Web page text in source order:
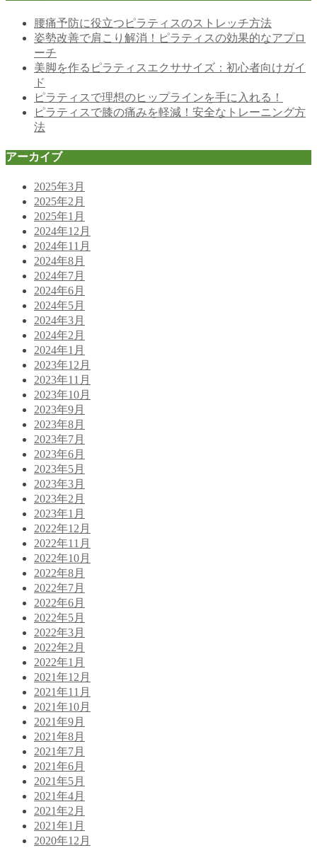
腰痛予防に役立つピラティスのストレッチ方法
姿勢改善で肩こり解消！ピラティスの効果的なアプロ
ーチ
美脚を作るピラティスエクササイズ：初心者向けガイ
ド
ピラティスで理想のヒップラインを手に入れる！
ピラティスで膝の痛みを軽減！安全なトレーニング方
法
アーカイブ
2025年3月
2025年2月
2025年1月
2024年12月
2024年11月
2024年8月
2024年7月
2024年6月
2024年5月
2024年3月
2024年2月
2024年1月
2023年12月
2023年11月
2023年10月
2023年9月
2023年8月
2023年7月
2023年6月
2023年5月
2023年3月
2023年2月
2023年1月
2022年12月
2022年11月
2022年10月
2022年8月
2022年7月
2022年6月
2022年5月
2022年3月
2022年2月
2022年1月
2021年12月
2021年11月
2021年10月
2021年9月
2021年8月
2021年7月
2021年6月
2021年5月
2021年4月
2021年2月
2021年1月
2020年12月